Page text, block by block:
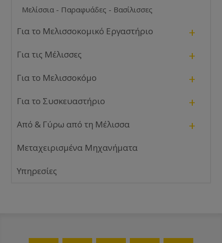
Μελίσσια - Παραφυάδες - Βασίλισσες
Για το Μελισσοκομικό Εργαστήριο +
Για τις Μέλισσες +
Για το Μελισσοκόμο +
Για το Συσκευαστήριο +
Από & Γύρω από τη Μέλισσα +
Μεταχειρισμένα Μηχανήματα
Υπηρεσίες